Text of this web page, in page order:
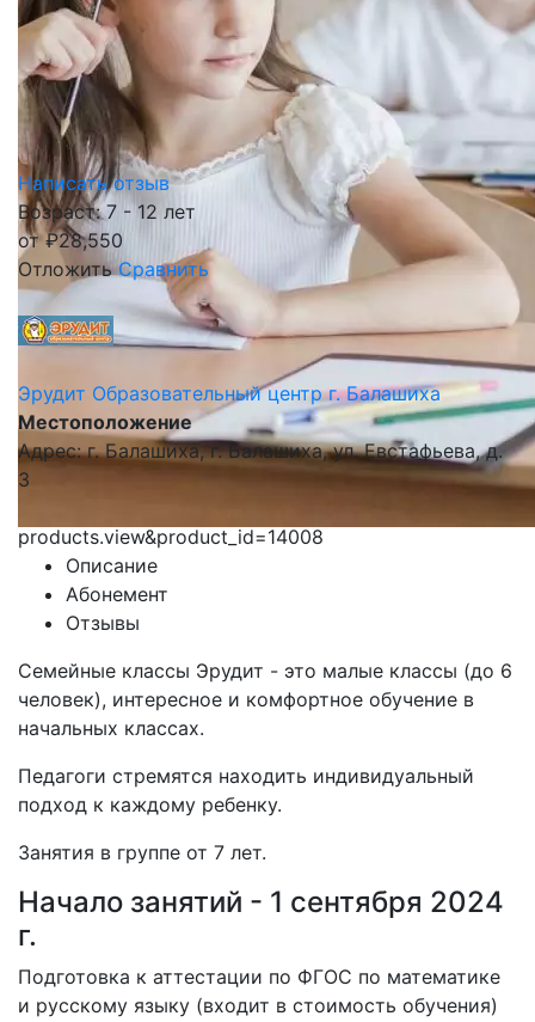
Написать отзыв
Возраст: 7 - 12 лет
от₽28,550
Отложить Сравнить
Эрудит Образовательный центр г. Балашиха
Местоположение
Адрес: г. Балашиха, г. Балашиха, ул. Евстафьева, д.
3
products.view&product_id=14008
Описание
Абонемент
Отзывы
Семейные классы Эрудит - это малые классы (до 6
человек), интересное и комфортное обучение в
начальных классах.
Педагоги стремятся находить индивидуальный
подход к каждому ребенку.
Занятия в группе от 7 лет.
Начало занятий - 1 сентября 2024
г.
Подготовка к аттестации по ФГОС по математике
и русскому языку (входит в стоимость обучения)